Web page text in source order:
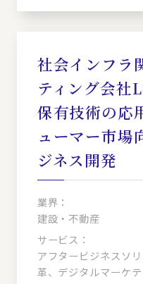
社会インフラ
ティング会社
保有技術の応
ューマー市場
ジネス開発
業界：
建設・不動産
サービス：
アフタービジネスソ
革、デジタルマーケ